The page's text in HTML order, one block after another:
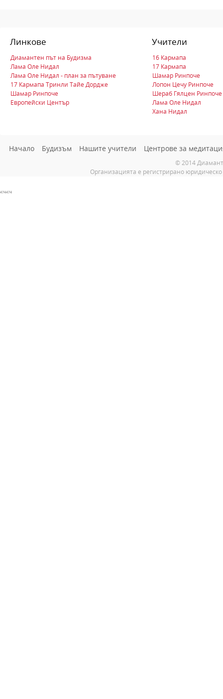
Линкове
Диамантен път на Будизма
Лама Оле Нидал
Лама Оле Нидал - план за пътуване
17 Кармапа Тринли Тайе Дордже
Шамар Ринпоче
Европейски Център
Учители
16 Кармапа
17 Кармапа
Шамар Ринпоче
Лопон Цечу Ринпоче
Шераб Гялцен Ринпоче
Лама Оле Нидал
Хана Нидал
Начало Будизъм Нашите учители Центрове за
© 2014
Организацията е регистрирано
474474